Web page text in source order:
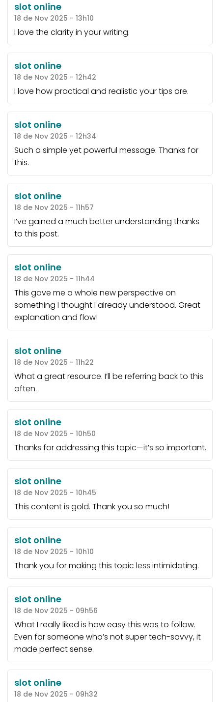
slot online
18 de Nov 2025 - 13h10
I love the clarity in your writing.
slot online
18 de Nov 2025 - 12h42
I love how practical and realistic your tips are.
slot online
18 de Nov 2025 - 12h34
Such a simple yet powerful message. Thanks for
this.
slot online
18 de Nov 2025 - 11h57
I’ve gained a much better understanding thanks
to this post.
slot online
18 de Nov 2025 - 11h44
This gave me a whole new perspective on
something I thought I already understood. Great
explanation and flow!
slot online
18 de Nov 2025 - 11h22
What a great resource. I’ll be referring back to this
often.
slot online
18 de Nov 2025 - 10h50
Thanks for addressing this topic—it’s so important.
slot online
18 de Nov 2025 - 10h45
This content is gold. Thank you so much!
slot online
18 de Nov 2025 - 10h10
Thank you for making this topic less intimidating.
slot online
18 de Nov 2025 - 09h56
What I really liked is how easy this was to follow.
Even for someone who’s not super tech-savvy, it
made perfect sense.
slot online
18 de Nov 2025 - 09h32